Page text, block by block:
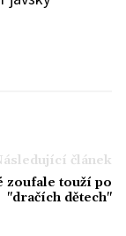
článek
zoufale touží po
"dračích dětech"